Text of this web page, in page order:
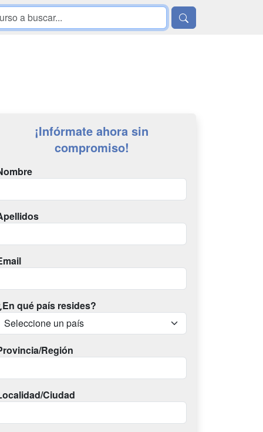
¡Infórmate ahora sin
compromiso!
qué país resides?
Región
Ciudad